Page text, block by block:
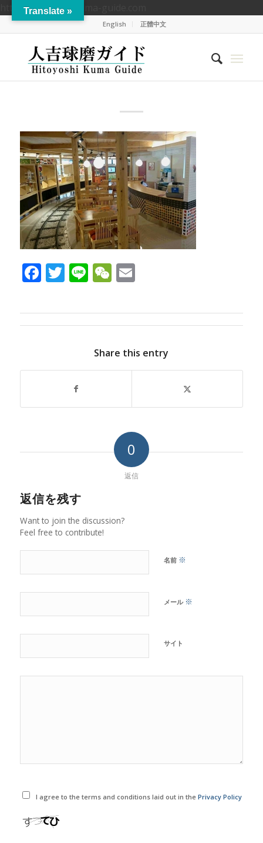
https://hitoyoshikuma-guide.com
English 正體中文
Facebook
Twitter
LineWeChat
Email
Share this entry
0
返信
返信を残す
Want to join the discussion?
Feel free to contribute!
名前 ※
メール ※
サイト
I agree to the terms and conditions laid out in thePrivacy Policy
Translate »